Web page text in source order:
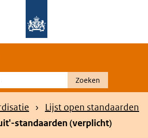
Zoeken
Lijst open standaarden
standaarden (verplicht)